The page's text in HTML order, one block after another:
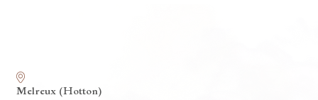
Melreux (Hotton)